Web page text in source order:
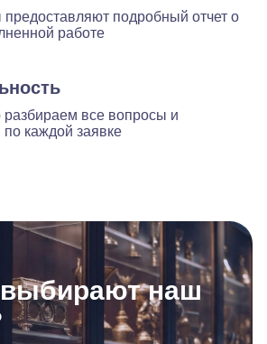
подробный отчет о
работе
все вопросы и
каждой заявке
наш